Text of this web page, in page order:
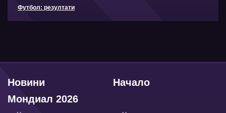
Футбол: резултати
Начало
Новини
Мондиал 2026